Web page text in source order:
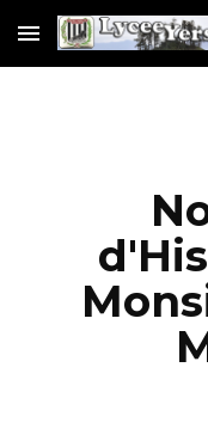
Skip to main content